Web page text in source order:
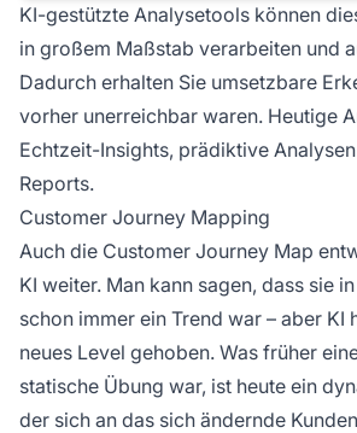
KI-gestützte Analysetools können
in großem Maßstab verarbeiten und
Dadurch erhalten Sie umsetzbare
vorher unerreichbar waren. Heutige
Echtzeit-Insights, prädiktive
Reports.
Customer Journey Mapping
Auch die Customer Journey Map
KI weiter. Man kann sagen, dass sie
schon immer ein Trend war – aber KI
neues Level gehoben. Was früher
statische Übung war, ist heute ein
der sich an das sich ändernde